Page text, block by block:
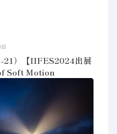
日
21）【IIFES2024出展
Soft Motion